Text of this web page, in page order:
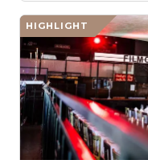
HIGHLIGHT